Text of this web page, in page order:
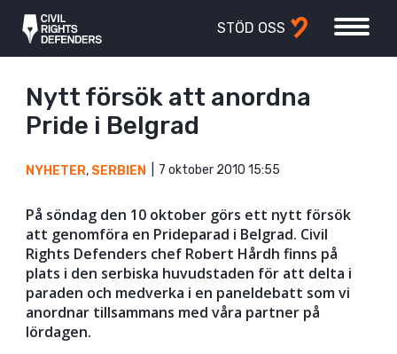
STÖD OSS
Nytt försök att anordna
Pride i Belgrad
NYHETER, SERBIEN 7 oktober 2010 15:55
På söndag den 10 oktober görs ett nytt försök
att genomföra en Prideparad i Belgrad. Civil
Rights Defenders chef Robert Hårdh finns på
plats i den serbiska huvudstaden för att delta i
paraden och medverka i en paneldebatt som vi
anordnar tillsammans med våra partner på
lördagen.